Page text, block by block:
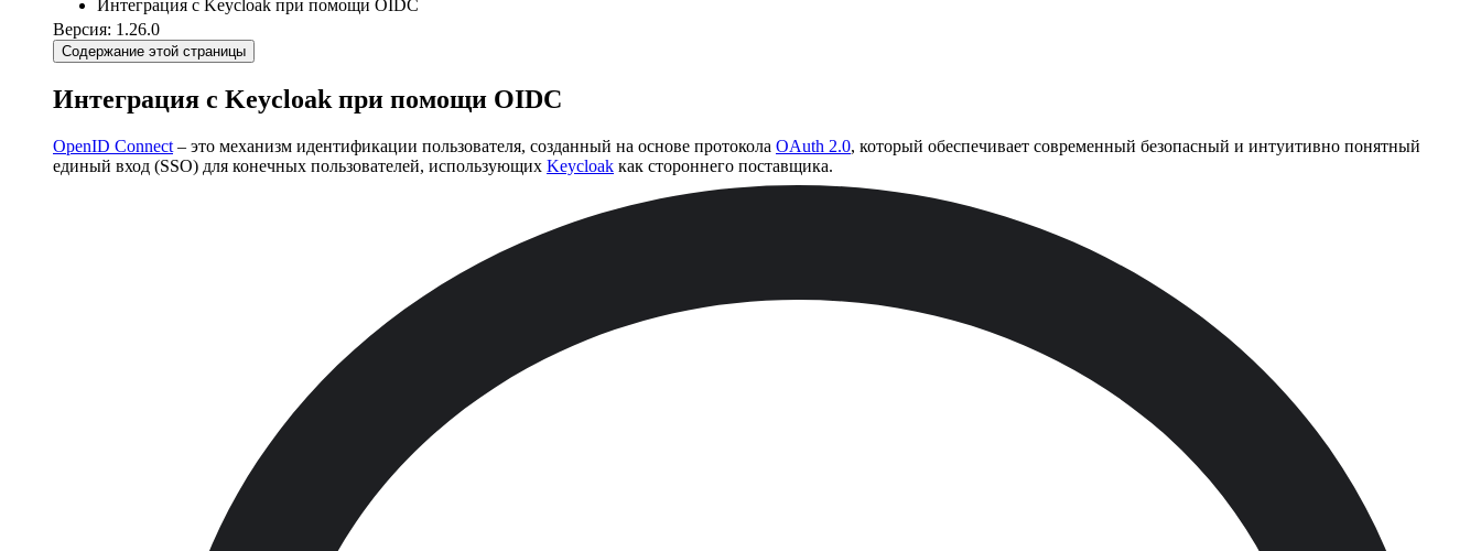
Интеграция с Keycloak при помощи OIDC
Версия: 1.26.0
Содержание этой страницы
Интеграция с Keycloak при помощи OIDC
OpenID Connect – это механизм идентификации пользователя, созданный на основе протокола OAuth 2.0, который обеспечивает современный безопасный и интуитивно понятный
единый вход (SSO) для конечных пользователей, использующих Keycloak как стороннего поставщика.